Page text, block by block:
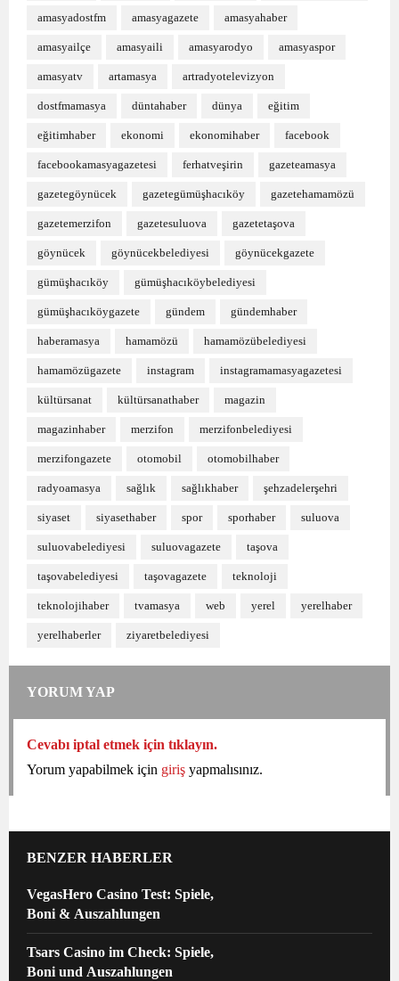
amasyadostfm amasyagazete amasyahaber
amasyailçe amasyaili amasyarodyo amasyaspor
amasyatv artamasya artradyotelevizyon
dostfmamasya düntahaber dünya eğitim
eğitimhaber ekonomi ekonomihaber facebook
facebookamasyagazetesi ferhatveşirin gazeteamasya
gazetegöynücek gazetegümüşhacıköy gazetehamamözü
gazetemerzifon gazetesuluova gazetetaşova
göynücek göynücekbelediyesi göynücekgazete
gümüşhacıköy gümüşhacıköybelediyesi
gümüşhacıköygazete gündem gündemhaber
haberamasya hamamözü hamamözübelediyesi
hamamözügazete instagram instagramamasyagazetesi
kültürsanat kültürsanathaber magazin
magazinhaber merzifon merzifonbelediyesi
merzifongazete otomobil otomobilhaber
radyoamasya sağlık sağlıkhaber şehzadelerşehri
siyaset siyasethaber spor sporhaber suluova
suluovabelediyesi suluovagazete taşova
taşovabelediyesi taşovagazete teknoloji
teknolojihaber tvamasya web yerel yerelhaber
yerelhaberler ziyaretbelediyesi
YORUM YAP
Cevabı iptal etmek için tıklayın.
Yorum yapabilmek için giriş yapmalısınız.
BENZER HABERLER
VegasHero Casino Test: Spiele,
Boni & Auszahlungen
Tsars Casino im Check: Spiele,
Boni und Auszahlungen